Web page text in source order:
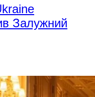
Залужний